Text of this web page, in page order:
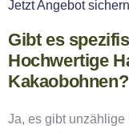
Jetzt Angebot sichern
Gibt es
Hochwertige
Kakaobohnen?
Ja, es gibt